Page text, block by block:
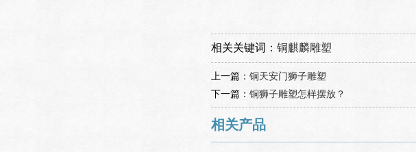
相关关键词： 铜麒麟雕塑
上一篇： 铜天安门狮子雕塑
下一篇： 铜狮子雕塑怎样摆放？
相关产品